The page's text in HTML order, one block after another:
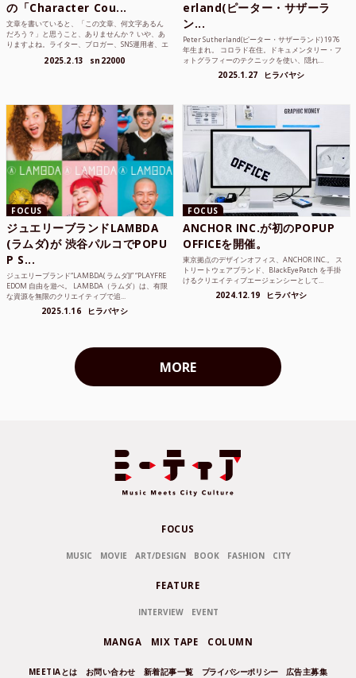
の「Character Cou...
文章を書いていると、「この文章、何文字あるん
だろう？」と思うこと、ありませんか？ いや、あ
りますよね。ライター、ブロガー、SNS運用者、エ
2025.2.13 sn22000
erland(ピーター・サザーラ
ン...
Peter Sutherland(ピーター・サザーランド) 1976
年生まれ。 コロラド在住。ドキュメンタリー・フ
ォトグラフィーのテクニックを使い、隠れ...
2025.1.27 ヒラバヤシ
FOCUS
ジュエリーブランドLAMBDA
(ラムダ)が 渋谷パルコでPOPU
P S...
ジュエリーブランド“LAMBDA( ラムダ))” “PLAYFRE
EDOM 自由を遊べ。 LAMBDA（ラムダ）は、有限
な資源を無限のクリエイティブで追...
2025.1.16 ヒラバヤシ
FOCUS
ANCHOR INC.が初のPOPUP
OFFICEを開催。
東京拠点のデザインオフィス、ANCHOR INC.。 ス
トリートウェアブランド、BlackEyePatch を手掛
けるクリエイティブエージェンシーとして...
2024.12.19 ヒラバヤシ
MORE
FOCUS
MUSIC MOVIE ART/DESIGN BOOK FASHION CITY
FEATURE
INTERVIEW EVENT
MANGA MIX TAPE COLUMN
MEETIAとは お問い合わせ 新着記事一覧 プライバシーポリシー 広告主募集